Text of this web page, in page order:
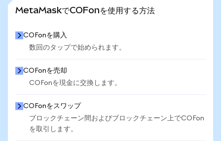
MetaMaskでCOFonを使用する方法
COFonを購入
数回のタップで始められます。
COFonを売却
COFonを現金に交換します。
COFonをスワップ
ブロックチェーン間およびブロックチェーン上でCOFon
を取引します。